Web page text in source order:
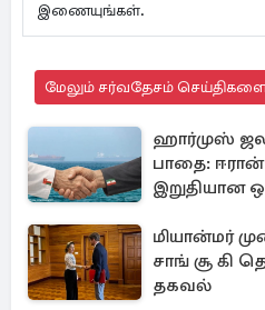
இணையுங்கள்.
மேலும் சர்வதேசம்
ஹார்முஸ்
பாதை:
இறுதியான
மியான்மர்
சாங் சூ கி
தகவல்